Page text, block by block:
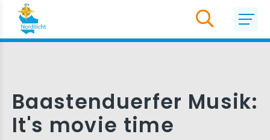
Baastenduerfer Musik:
It's movie time